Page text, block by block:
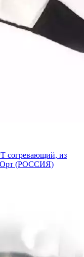
согревающий, из
Орт (РОССИЯ)